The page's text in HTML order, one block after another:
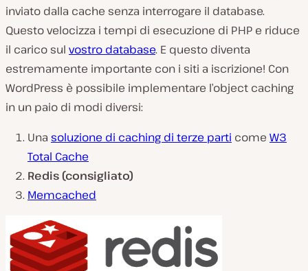
inviato dalla cache senza interrogare il database.
Questo velocizza i tempi di esecuzione di PHP e riduce
il carico sul vostro database. E questo diventa
estremamente importante con i siti a iscrizione! Con
WordPress è possibile implementare l’object caching
in un paio di modi diversi:
Una soluzione di caching di terze parti come W3
Total Cache
Redis (consigliato)
Memcached